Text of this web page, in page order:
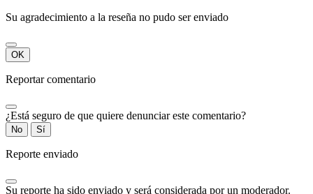
Su agradecimiento a la reseña no pudo ser enviado
OK
Reportar comentario
¿Está seguro de que quiere denunciar este comentario?
No Sí
Reporte enviado
Su reporte ha sido enviado y será considerada por un moderador.